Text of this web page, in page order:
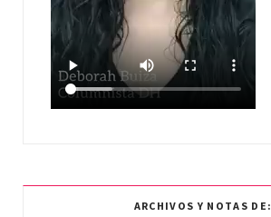
ARCHIVOS Y NOTAS DE: